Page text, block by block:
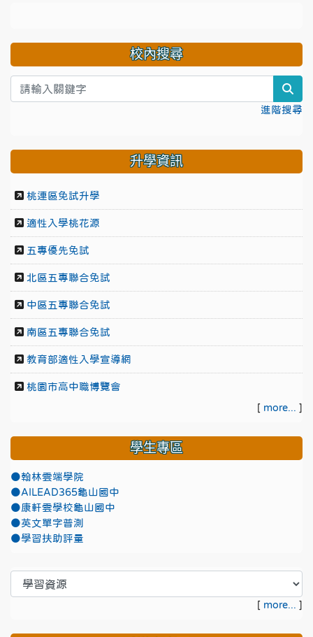
校內搜尋
進階搜尋
升學資訊
桃連區免試升學
適性入學桃花源
五專優先免試
北區五專聯合免試
中區五專聯合免試
南區五專聯合免試
教育部適性入學宣導網
桃園市高中職博覽會
[ more... ]
學生專區
●翰林雲端學院
●AILEAD365龜山國中
●康軒雲學校龜山國中
●英文單字普測
●學習扶助評量
[ more... ]